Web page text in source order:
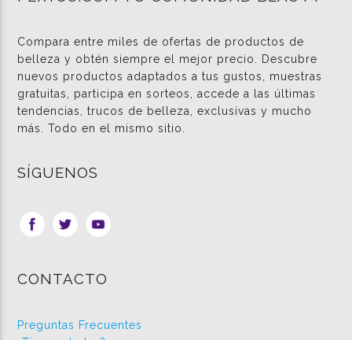
Compara entre miles de ofertas de productos de
belleza y obtén siempre el mejor precio. Descubre
nuevos productos adaptados a tus gustos, muestras
gratuitas, participa en sorteos, accede a las últimas
tendencias, trucos de belleza, exclusivas y mucho
más. Todo en el mismo sitio.
SÍGUENOS
CONTACTO
Preguntas Frecuentes